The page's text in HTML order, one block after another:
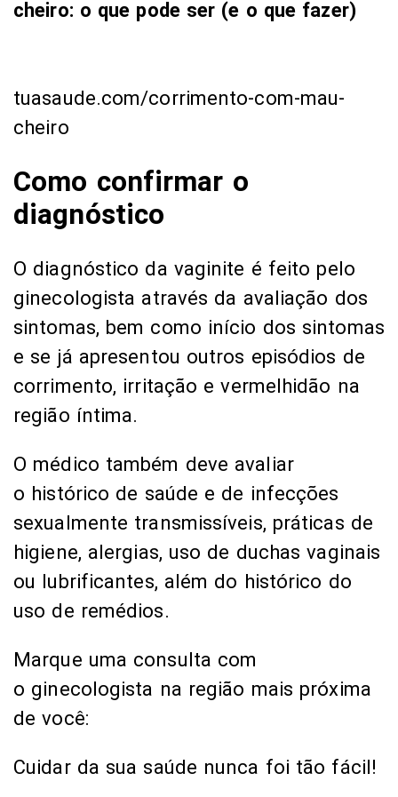
cheiro: o que pode ser (e o que fazer)
tuasaude.com/corrimento-com-mau-
cheiro
Como confirmar o
diagnóstico
O diagnóstico da vaginite é feito pelo
ginecologista através da avaliação dos
sintomas, bem como início dos sintomas
e se já apresentou outros episódios de
corrimento, irritação e vermelhidão na
região íntima.
O médico também deve avaliar
o histórico de saúde e de infecções
sexualmente transmissíveis, práticas de
higiene, alergias, uso de duchas vaginais
ou lubrificantes, além do histórico do
uso de remédios.
Marque uma consulta com
o ginecologista na região mais próxima
de você:
Cuidar da sua saúde nunca foi tão fácil!